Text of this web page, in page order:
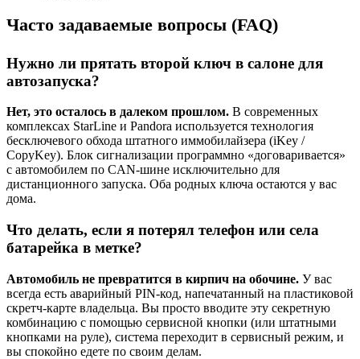
Часто задаваемые вопросы (FAQ)
Нужно ли прятать второй ключ в салоне для
автозапуска?
Нет, это осталось в далеком прошлом. В современных
комплексах StarLine и Pandora используется технология
бесключевого обхода штатного иммобилайзера (iKey /
CopyKey). Блок сигнализации программно «договаривается»
с автомобилем по CAN-шине исключительно для
дистанционного запуска. Оба родных ключа остаются у вас
дома.
Что делать, если я потерял телефон или села
батарейка в метке?
Автомобиль не превратится в кирпич на обочине. У вас
всегда есть аварийный PIN-код, напечатанный на пластиковой
скретч-карте владельца. Вы просто вводите эту секретную
комбинацию с помощью сервисной кнопки (или штатными
кнопками на руле), система переходит в сервисный режим, и
вы спокойно едете по своим делам.